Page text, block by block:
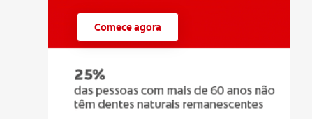
Comece agora